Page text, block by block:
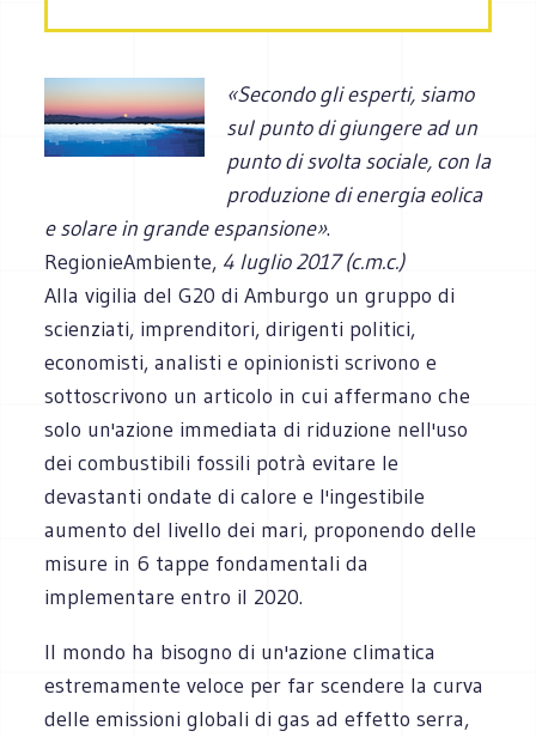
«Secondo gli esperti, siamo
sul punto di giungere ad un
punto di svolta sociale, con la
produzione di energia eolica
e solare in grande espansione».
RegionieAmbiente, 4 luglio 2017 (c.m.c.)
Alla vigilia del G20 di Amburgo un gruppo di
scienziati, imprenditori, dirigenti politici,
economisti, analisti e opinionisti scrivono e
sottoscrivono un articolo in cui affermano che
solo un'azione immediata di riduzione nell'uso
dei combustibili fossili potrà evitare le
devastanti ondate di calore e l'ingestibile
aumento del livello dei mari, proponendo delle
misure in 6 tappe fondamentali da
implementare entro il 2020.
Il mondo ha bisogno di un'azione climatica
estremamente veloce per far scendere la curva
delle emissioni globali di gas ad effetto serra,